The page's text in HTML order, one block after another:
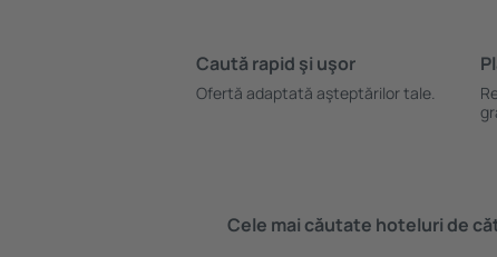
Caută rapid şi uşor
Ofertă adaptată aşteptărilor tale.
Cele mai căutate hoteluri de